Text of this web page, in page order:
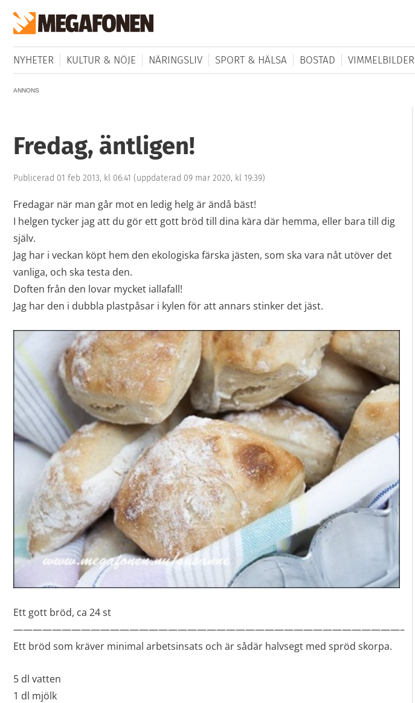
NYHETER KULTUR & NÖJE NÄRINGSLIV SPORT & HÄLSA BOSTAD VIMMELBILDER
ANNONS
Fredag, äntligen!
Publicerad 01 feb 2013, kl 06:41 (uppdaterad 09 mar 2020, kl 19:39)
Fredagar när man går mot en ledig helg är ändå bäst!
I helgen tycker jag att du gör ett gott bröd till dina kära där hemma, eller bara till dig
själv.
Jag har i veckan köpt hem den ekologiska färska jästen, som ska vara nåt utöver det
vanliga, och ska testa den.
Doften från den lovar mycket iallafall!
Jag har den i dubbla plastpåsar i kylen för att annars stinker det jäst.
Ett gott bröd, ca 24 st
————————————————————————————————————————–
Ett bröd som kräver minimal arbetsinsats och är sådär halvsegt med spröd skorpa.
5 dl vatten
1 dl mjölk